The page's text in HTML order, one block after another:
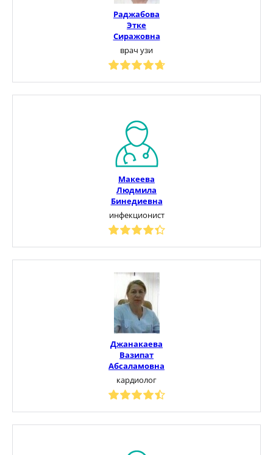
Раджабова
Этке
Сиражовна
врач узи
Макеева
Людмила
Бинедиевна
инфекционист
Джанакаева
Вазипат
Абсаламовна
кардиолог